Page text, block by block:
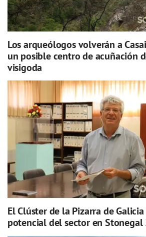
Los arqueólogos volverán a
un posible centro de acuñación
visigoda
El Clúster de la Pizarra de
potencial del sector en Stonegal